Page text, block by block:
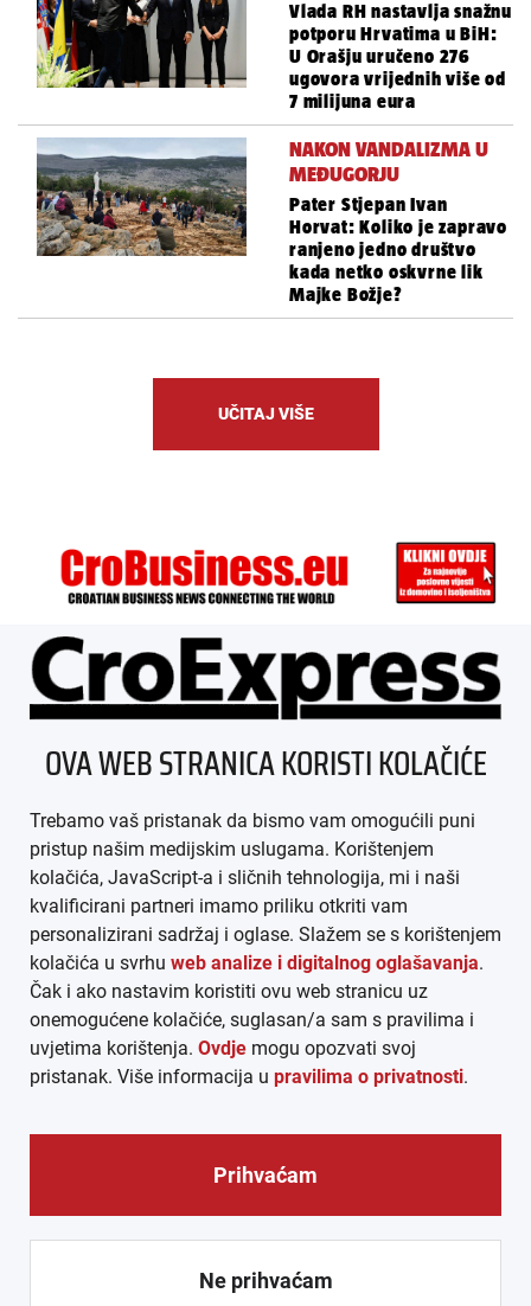
Vlada RH nastavlja snažnu
potporu Hrvatima u BiH:
U Orašju uručeno 276
ugovora vrijednih više od
7 milijuna eura
NAKON VANDALIZMA U
MEĐUGORJU
Pater Stjepan Ivan
Horvat: Koliko je zapravo
ranjeno jedno društvo
kada netko oskvrne lik
Majke Božje?
UČITAJ VIŠE
ÜBER UNS
IMPRESSUM
AGB
DATENSCHUTZ
MEDIADATEN
ARHIVA (PDF)
© CROEXPRESS │ INFORMATIVNI MEDIJ HRVATA IZVAN
REPUBLIKE HRVATSKE 2026.
OVA WEB STRANICA KORISTI KOLAČIĆE
Trebamo vaš pristanak da bismo vam omogućili puni
pristup našim medijskim uslugama. Korištenjem
kolačića, JavaScript-a i sličnih tehnologija, mi i naši
kvalificirani partneri imamo priliku otkriti vam
personalizirani sadržaj i oglase. Slažem se s korištenjem
kolačića u svrhu web analize i digitalnog oglašavanja.
Čak i ako nastavim koristiti ovu web stranicu uz
onemogućene kolačiće, suglasan/a sam s pravilima i
uvjetima korištenja. Ovdje mogu opozvati svoj
pristanak. Više informacija u pravilima o privatnosti.
Prihvaćam
Ne prihvaćam